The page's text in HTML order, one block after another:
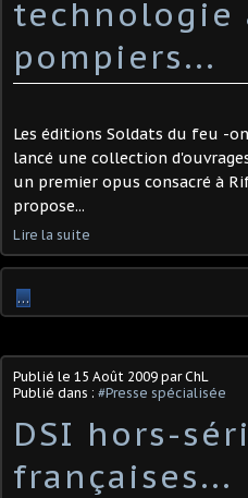
technologie
pompiers...
Les éditions Soldats du feu -
lancé une collection
un premier opus consacré à
propose...
Lire la suite
…
Publié le 15 Août 2009 par ChL
Publié dans : #Presse spécialisée
DSI hors-
françaises...